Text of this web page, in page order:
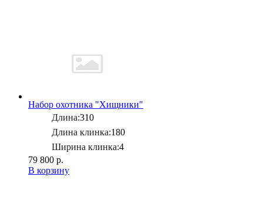
Набор охотника "Хищники"
Длина:310
Длина клинка:180
Ширина клинка:4
79 800 р.
В корзину